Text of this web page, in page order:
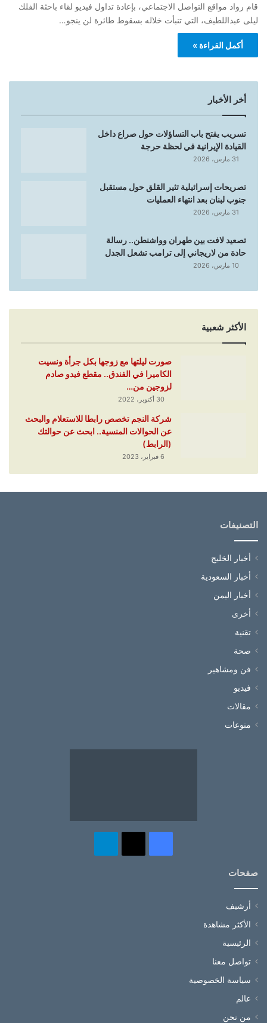
قام رواد مواقع التواصل الاجتماعي، بإعادة تداول فيديو لقاء باحثة الفلك
ليلى عبداللطيف، التي تنبأت خلاله بسقوط طائرة لن ينجو…
أكمل القراءة »
أخر الأخبار
تسريب يفتح باب التساؤلات حول صراع داخل
القيادة الإيرانية في لحظة حرجة
31 مارس، 2026
تصريحات إسرائيلية تثير القلق حول مستقبل
جنوب لبنان بعد انتهاء العمليات
31 مارس، 2026
تصعيد لافت بين طهران وواشنطن.. رسالة
حادة من لاريجاني إلى ترامب تشعل الجدل
10 مارس، 2026
الأكثر شعبية
صورت ليلتها مع زوجها بكل جرأة ونسيت
الكاميرا في الفندق.. مقطع فيدو صادم
لزوجين من…
30 أكتوبر، 2022
شركة النجم تخصص رابطا للاستعلام والبحث
عن الحوالات المنسية.. ابحث عن حوالتك
(الرابط)
6 فبراير، 2023
التصنيفات
أخبار الخليج
أخبار السعودية
أخبار اليمن
أخرى
تقنية
صحة
فن ومشاهير
فيديو
مقالات
منوعات
صفحات
أرشيف
الأكثر مشاهدة
الرئيسية
تواصل معنا
سياسة الخصوصية
عالم
من نحن